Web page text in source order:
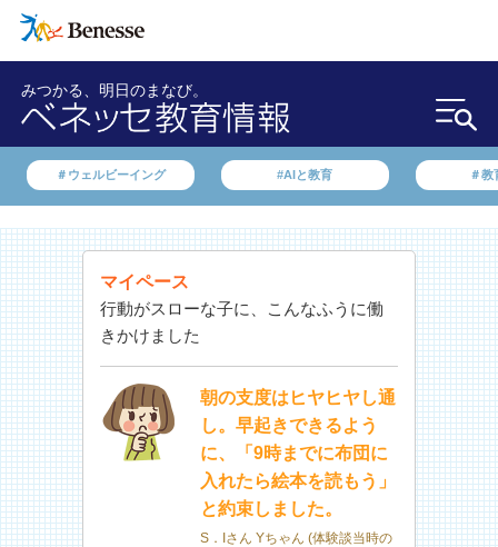
みつかる、明日のまなび。
＃ウェルビーイング #AIと教育 ＃教
マイペース
行動がスローな子に、こんなふうに働
きかけました
朝の支度はヒヤヒヤし通
し。早起きできるよう
に、「9時までに布団に
入れたら絵本を読もう」
と約束しました。
S．Iさん Yちゃん (体験談当時の